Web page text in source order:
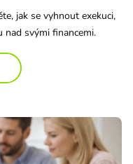
jak se vyhnout exekuci,
nad svými financemi.